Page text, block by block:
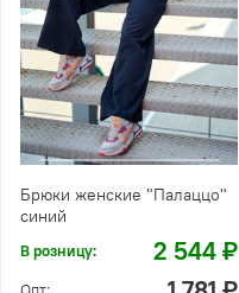
Брюки женские "Палаццо"
синий
В розницу: 2 544 ₽